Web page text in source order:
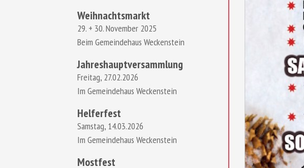
Weihnachtsmarkt
29. + 30. November 2025
Beim Gemeindehaus Weckenstein
Jahreshauptversammlung
Freitag, 27.02.2026
Im Gemeindehaus Weckenstein
Helferfest
Samstag, 14.03.2026
Im Gemeindehaus Weckenstein
Mostfest